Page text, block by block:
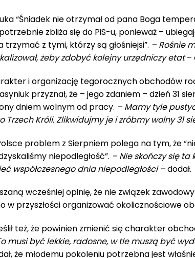
“Śniadek nie otrzymał od pana Boga
zbliża się do PiS-u, ponieważ –
trzymać z tymi, którzy są głośniejsi”. – Rośnie
żeby zdobyć kolejny urzędniczy etat–
i organizację tegorocznych obchodów
przyznał, że – jego zdaniem – dzień 31
dniem wolnym od pracy. – Mamy tyle
Trzech Króli. Zlikwidujmy je i zróbmy wolny 31
problem z Sierpniem polega na tym, że
niepodległość”. – Nie skończy się ta
współczesnego dnia niepodległości –dodał.
wcześniej opinię, że nie związek
w przyszłości organizować okolicznościowe
też, że powinien zmienić się charakter
musi być lekkie, radosne, w tle muszą być
że młodemu pokoleniu potrzebna jest